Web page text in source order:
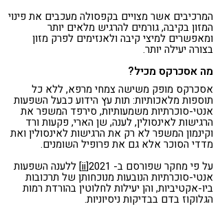
המרכיבים אשר מצויים בקפסולה מעכבים את פינוי
המזון בקיבה, גורמים להרגיש מלאים יותר
ומאפשרים למיצי קיבה ולאנזימים לפרק מזון
בצורה יעילה יותר.
מה אסכרקס מכיל?
אסכרקס מופק משישה צמחי מרפא, ללא כל
תוספות מלאכותיות: תות עץ הידוע כבעל השפעות
אנטי-סוכרתיות משמעותיות, סירפד המשפר את
הרגישות לאינסולין, לענה, שן הארי, פקעות ורד
וקינמון המשפר לא רק את הרגישות לאינסולין ואת
מדדי הסוכר אלא גם את פרופיל השומנים.
על פי מחקר שפורסם ב- 2021
[ii] ללענה השפעות
אנטי-סוכרתיות הנובעות מנוכחותן של תרכובות
ביו-אקטיביות, והן יעילות לחלוטין בהורדת רמות
הגלוקוז בדם בבדיקות ניסיוניות.